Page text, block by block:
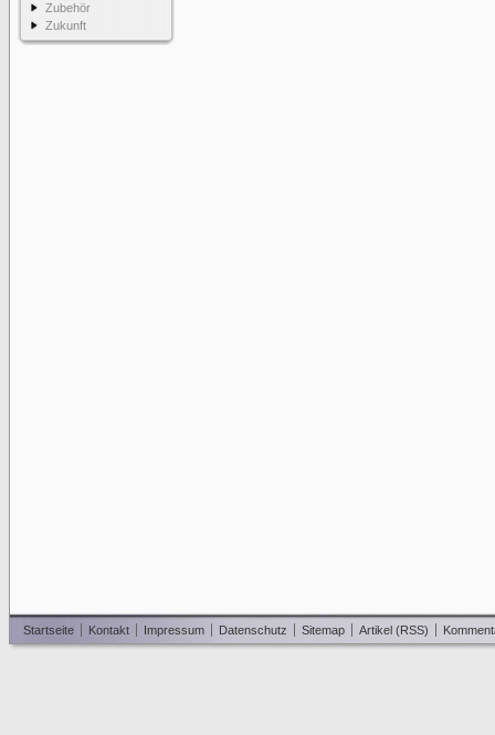
Zubehör
Zukunft
Startseite Kontakt Impressum Datenschutz Sitemap Artikel (RSS)